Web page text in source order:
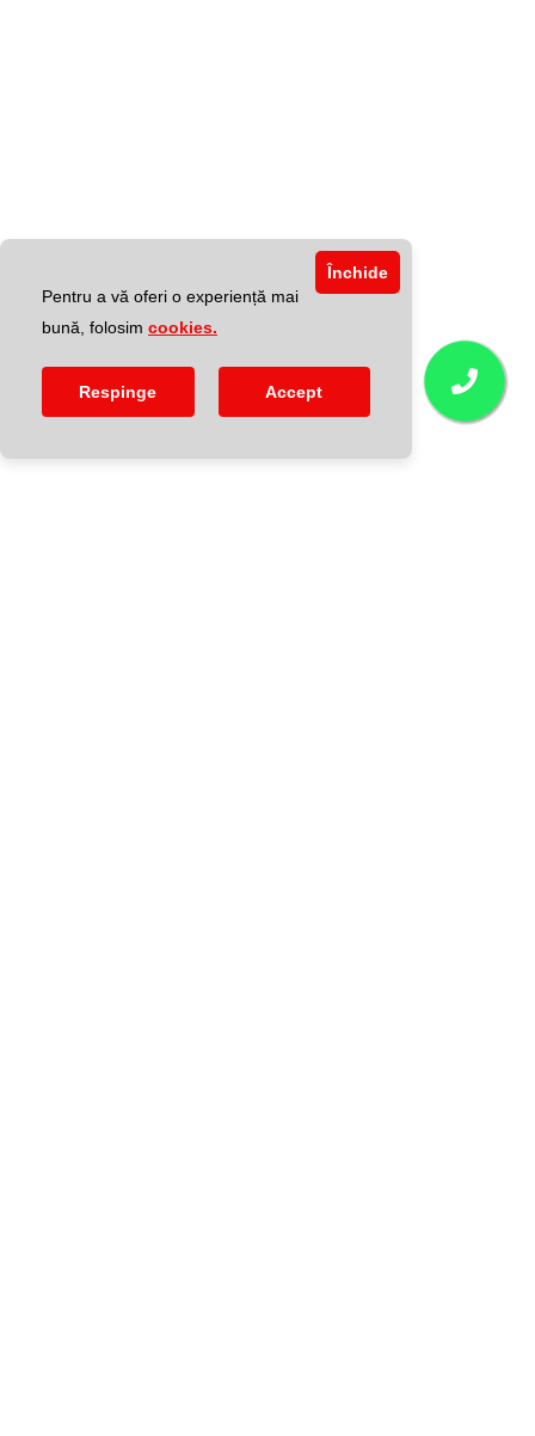
Închide
Pentru a vă oferi o experiență mai
bună, folosim cookies.
Respinge Accept